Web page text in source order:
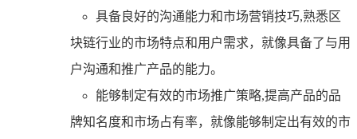
具备良好的沟通能力和市场营销技巧,熟悉区
块链行业的市场特点和用户需求，就像具备了与用
户沟通和推广产品的能力。
能够制定有效的市场推广策略,提高产品的品
牌知名度和市场占有率，就像能够制定出有效的市